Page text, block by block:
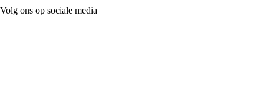
Volg ons op sociale media